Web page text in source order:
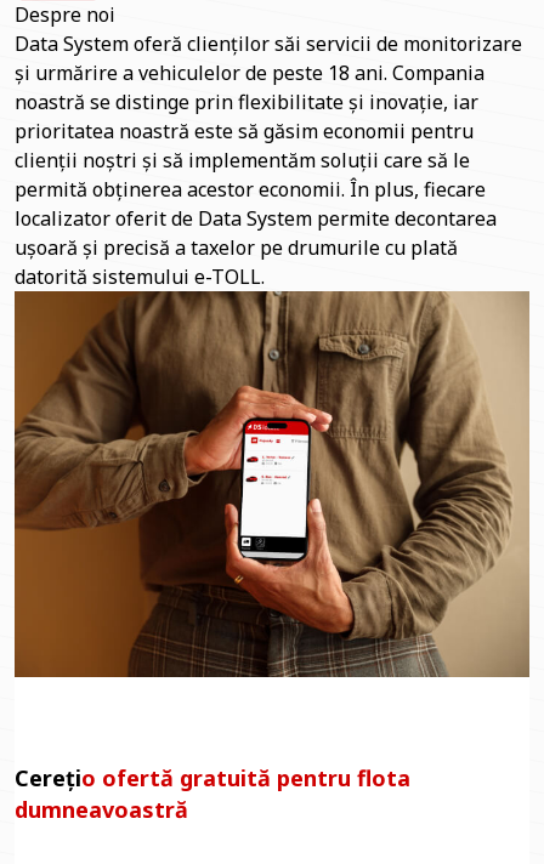
Despre noi
Data System oferă clienților săi servicii de monitorizare
și urmărire a vehiculelor de peste 18 ani. Compania
noastră se distinge prin flexibilitate și inovație, iar
prioritatea noastră este să găsim economii pentru
clienții noștri și să implementăm soluții care să le
permită obținerea acestor economii. În plus, fiecare
localizator oferit de Data System permite decontarea
ușoară și precisă a taxelor pe drumurile cu plată
datorită sistemului e-TOLL.
Cerețio ofertă gratuită pentru flota
dumneavoastră